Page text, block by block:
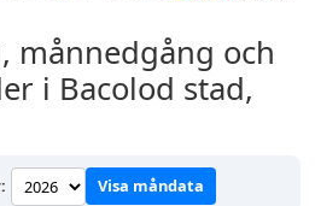
månnedgång och
i Bacolod stad,
Visa måndata